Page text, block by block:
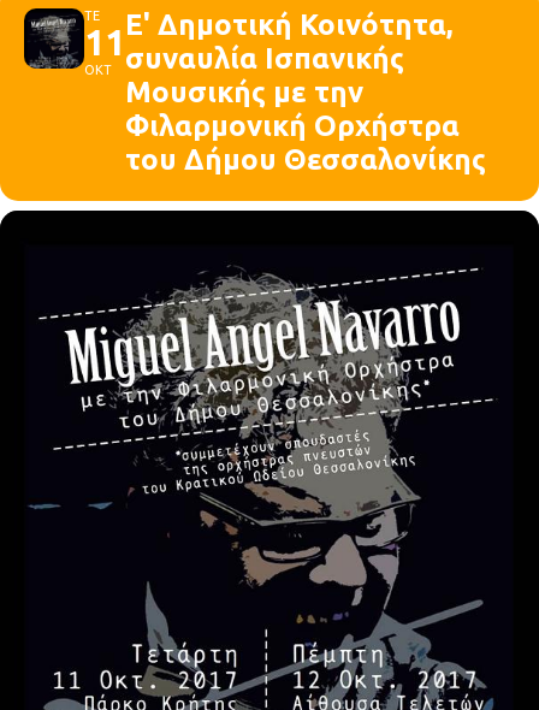
ΤΕ
11
ΟΚΤ
Ε' Δημοτική Κοινότητα,
συναυλία Ισπανικής
Μουσικής με την
Φιλαρμονική Ορχήστρα
του Δήμου Θεσσαλονίκης